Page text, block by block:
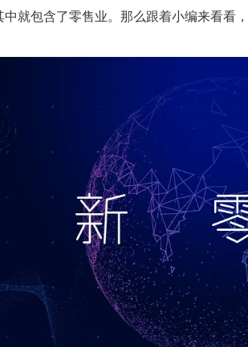
中就包含了零售业。那么跟着小编来看看，